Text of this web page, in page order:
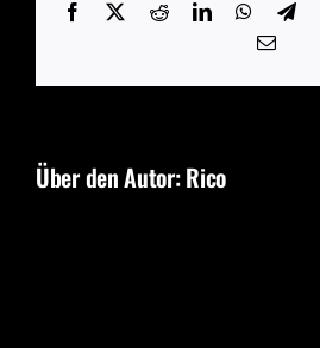
Facebook RedditLinkedIn
E-
Über den Autor:Rico